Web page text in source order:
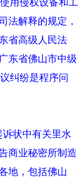
法解释的规定，
省高级人民法
东省佛山市中级
纠纷是程序问
状中有关里水
商业秘密所制造
地，包括佛山